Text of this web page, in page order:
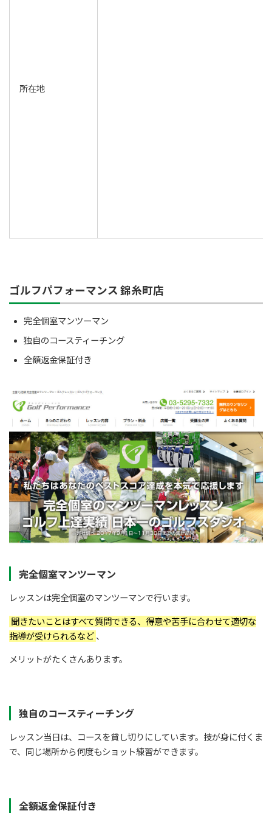
所在地
ゴルフパフォーマンス 錦糸町店
完全個室マンツーマン
独自のコースティーチング
全額返金保証付き
完全個室マンツーマン
レッスンは完全個室のマンツーマンで行います。
聞きたいことはすべて質問できる、得意や苦手に合わせて適切な
指導が受けられるなど 、
メリットがたくさんあります。
独自のコースティーチング
レッスン当日は、コースを貸し切りにしています。技が身に付くま
で、同じ場所から何度もショット練習ができます。
全額返金保証付き